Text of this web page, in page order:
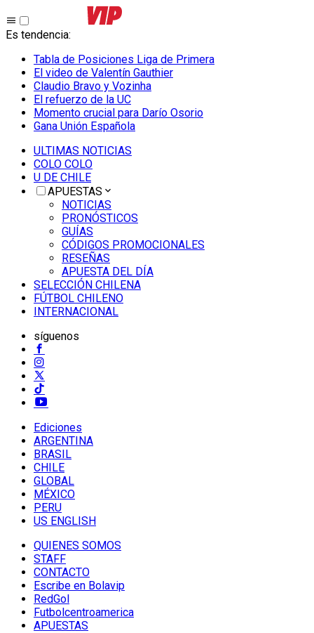
Es tendencia:
Tabla de Posiciones Liga de Primera
El video de Valentín Gauthier
Claudio Bravo y Vozinha
El refuerzo de la UC
Momento crucial para Darío Osorio
Gana Unión Española
ULTIMAS NOTICIAS
COLO COLO
U DE CHILE
APUESTAS
NOTICIAS
PRONÓSTICOS
GUÍAS
CÓDIGOS PROMOCIONALES
RESEÑAS
APUESTA DEL DÍA
SELECCIÓN CHILENA
FÚTBOL CHILENO
INTERNACIONAL
síguenos
Ediciones
ARGENTINA
BRASIL
CHILE
GLOBAL
MÉXICO
PERU
US ENGLISH
QUIENES SOMOS
STAFF
CONTACTO
Escribe en Bolavip
RedGol
Futbolcentroamerica
APUESTAS